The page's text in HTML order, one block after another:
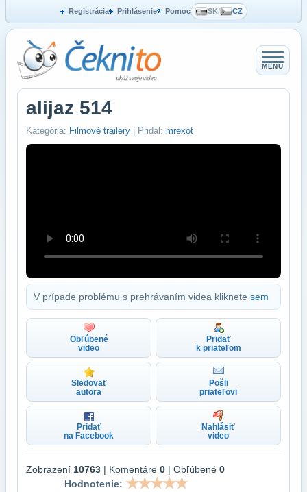
Registrácia Prihlásenie Pomoc SK/ CZ
MENU
alijaz 514
Kategória: Filmové trailery | Pridal: mrexot
V prípade problému s prehrávaním videa kliknete sem
Obľúbené
video
Pridať
k priateľom
Sledovať
autora
Pošli
priateľovi
Pridať
na Facebook
Nahlásiť
video
Zobrazení 10763 | Komentáre 0 | Obľúbené 0
Hodnotenie: